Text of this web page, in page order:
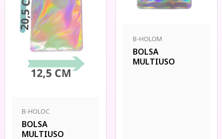
B-HOLOC
BOLSA
MULTIUSO
B-HOLOM
BOLSA
MULTIUSO